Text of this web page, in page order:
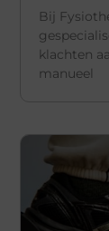
Bij
klachten
manueel